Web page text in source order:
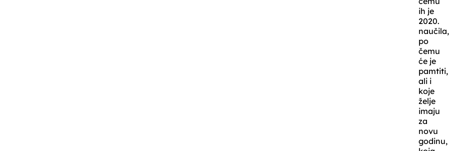
ih je
2020.
naučila,
po
čemu
će je
pamtiti,
ali i
koje
želje
imaju
za
novu
godinu,